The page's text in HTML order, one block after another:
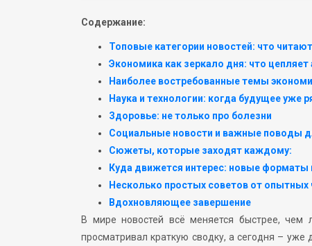
Содержание:
Топовые категории новостей: что
Экономика как зеркало дня: что
Наиболее востребованные темы
Наука и технологии: когда будущее уже
Здоровье: не только про болезни
Социальные новости и важные поводы
Сюжеты, которые заходят каждому:
Куда движется интерес: новые форматы
Несколько простых советов от опытных
Вдохновляющее завершение
В мире новостей всё меняется быстрее, чем
просматривал краткую сводку, а сегодня –